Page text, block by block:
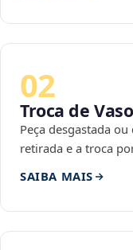
02
Troca de
Peça desgastada
retirada e a troca
SAIBA MAIS